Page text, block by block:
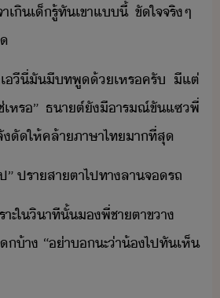
ิ​เ็​รู้ทั​เขา​แี้​ ​ขัใจ​จริๆ​
เี​ี่​ั​ีท​พู​้​เหร​ครั​ ​ี​แต่​
หร​”​ ​ธาต​์​ั​ี​ารณ์ขั​แซ​พี่
​ให้​คล้า​ภาษาไท​า​ที่สุ
​”​ ​ปรา​สาตา​ไป​ทา​ลาจรถ
ะ​ใ​ิาที​ั้​​พี่ชา​ตาขา​
า​ ​“​่า​​ะ​่า​้​​ไป​ทั​เห็​